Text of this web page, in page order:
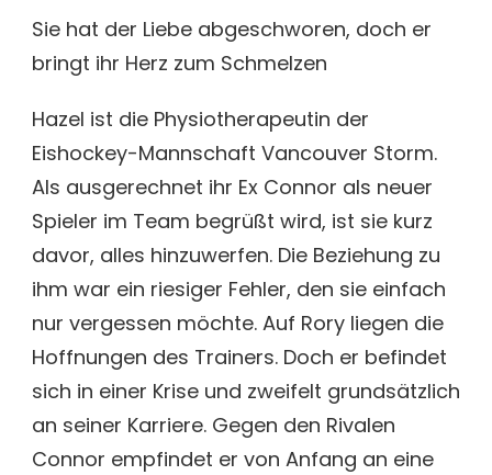
Sie hat der Liebe abgeschworen, doch er
bringt ihr Herz zum Schmelzen
Hazel ist die Physiotherapeutin der
Eishockey-Mannschaft Vancouver Storm.
Als ausgerechnet ihr Ex Connor als neuer
Spieler im Team begrüßt wird, ist sie kurz
davor, alles hinzuwerfen. Die Beziehung zu
ihm war ein riesiger Fehler, den sie einfach
nur vergessen möchte. Auf Rory liegen die
Hoffnungen des Trainers. Doch er befindet
sich in einer Krise und zweifelt grundsätzlich
an seiner Karriere. Gegen den Rivalen
Connor empfindet er von Anfang an eine